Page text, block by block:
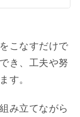
こなすだけで
き、工夫や努
す。
み立てながら